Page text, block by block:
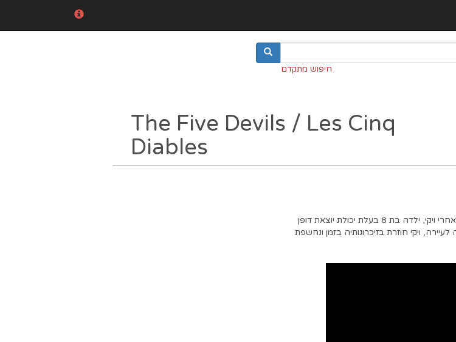
חיפוש מתקדם
The Five Devils / Les Cinq
Diables
דרמת פנטזיה רומנטית צרפתית שעלילתה עוקבת אחרי ויקי, ילדה בת 8 בעלת יכולת יוצאת דופן
ויקי חוזרת בזיכרונותיה בזמן ונחשפת